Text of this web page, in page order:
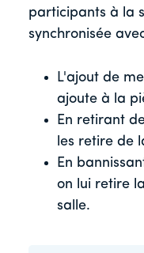
participants à la
synchronisée
L'ajout de
ajoute à la
En retirant
les retire de
En
on lui retire
salle.